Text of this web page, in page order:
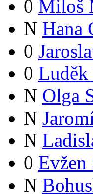
0 Miloš
N Hana
0
0 Luděk
N Olga
N
N
0
N